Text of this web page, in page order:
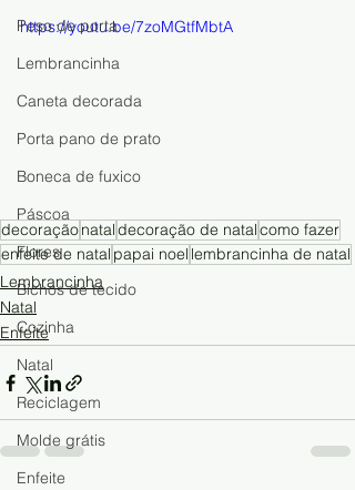
Peso de porta
Lembrancinha
Caneta decorada
Porta pano de prato
Boneca de fuxico
Páscoa
Flores
Bichos de tecido
Cozinha
Natal
Reciclagem
Molde grátis
Enfeite
https://youtu.be/7zoMGtfMbtA
decoraçãonataldecoração de natalcomo fazer
enfeite de natal papai noel lembrancinha de natal
Lembrancinha
Natal
Enfeite